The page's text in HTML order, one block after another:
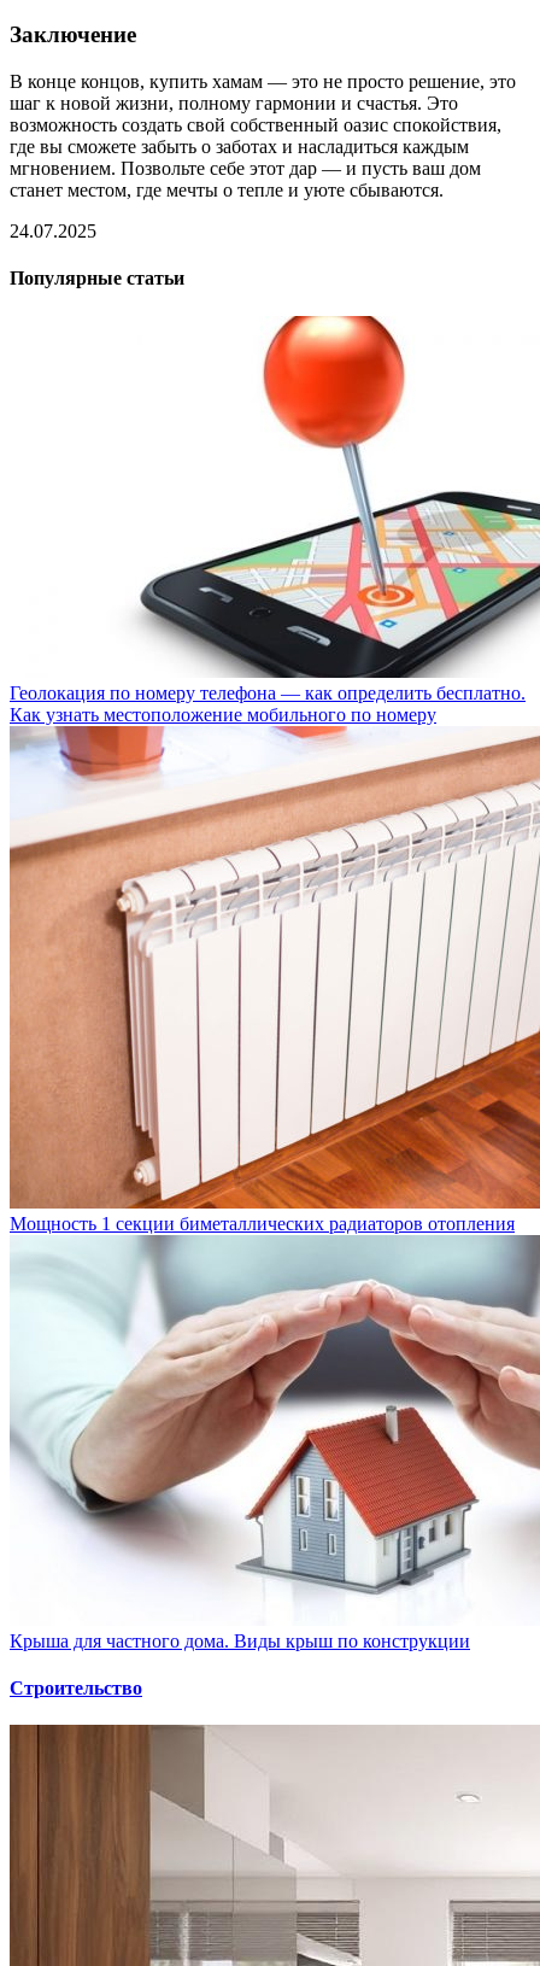
Заключение
В конце концов, купить хамам — это не просто решение, это
шаг к новой жизни, полному гармонии и счастья. Это
возможность создать свой собственный оазис спокойствия,
где вы сможете забыть о заботах и насладиться каждым
мгновением. Позвольте себе этот дар — и пусть ваш дом
станет местом, где мечты о тепле и уюте сбываются.
24.07.2025
Популярные статьи
Геолокация по номеру телефона — как определить бесплатно.
Как узнать местоположение мобильного по номеру
Мощность 1 секции биметаллических радиаторов отопления
Крыша для частного дома. Виды крыш по конструкции
Строительство